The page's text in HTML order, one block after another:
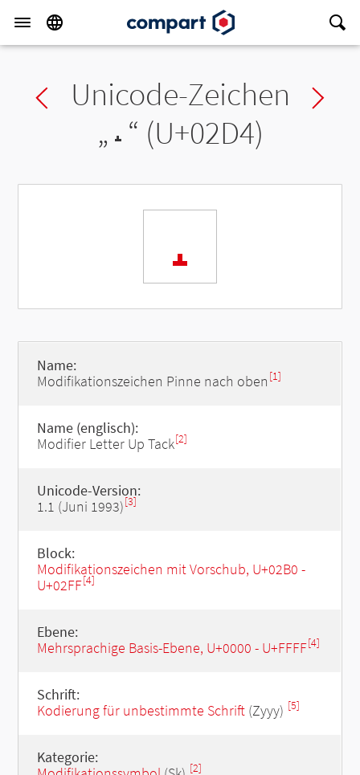
Previous char
Unicode-Zeichen
„ ˔ “ (U+02D4)
˔
Name:
Modifikationszeichen Pinne nach oben [1]
Name (englisch):
Modifier Letter Up Tack[2]
Unicode-Version:
1.1 (Juni 1993)[3]
Block:
Modifikationszeichen mit Vorschub, U+02B0 -
U+02FF[4]
Ebene:
Mehrsprachige Basis-Ebene, U+0000 - U+FFFF[4]
Schrift:
Kodierung für unbestimmte Schrift(Zyyy) [5]
Kategorie:
[2]